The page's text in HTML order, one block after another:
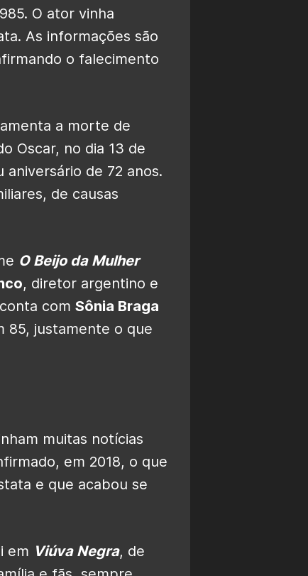
O ator vinha
As informações são
o falecimento
a morte de
Oscar, no dia 13 de
aniversário de 72 anos.
de causas
O Beijo da Mulher
, diretor argentino e
com Sônia Braga
85, justamente o que
muitas notícias
em 2018, o que
e que acabou se
em Viúva Negra, de